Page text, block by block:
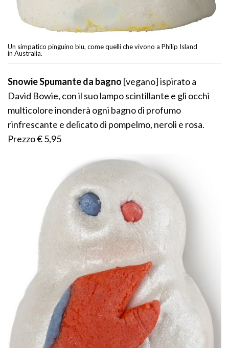
Un simpatico pinguino blu, come quelli che vivono a Philip Island
in Australia.
Snowie Spumante da bagno [vegano] ispirato a
David Bowie, con il suo lampo scintillante e gli occhi
multicolore inonderà ogni bagno di profumo
rinfrescante e delicato di pompelmo, neroli e rosa.
Prezzo € 5,95